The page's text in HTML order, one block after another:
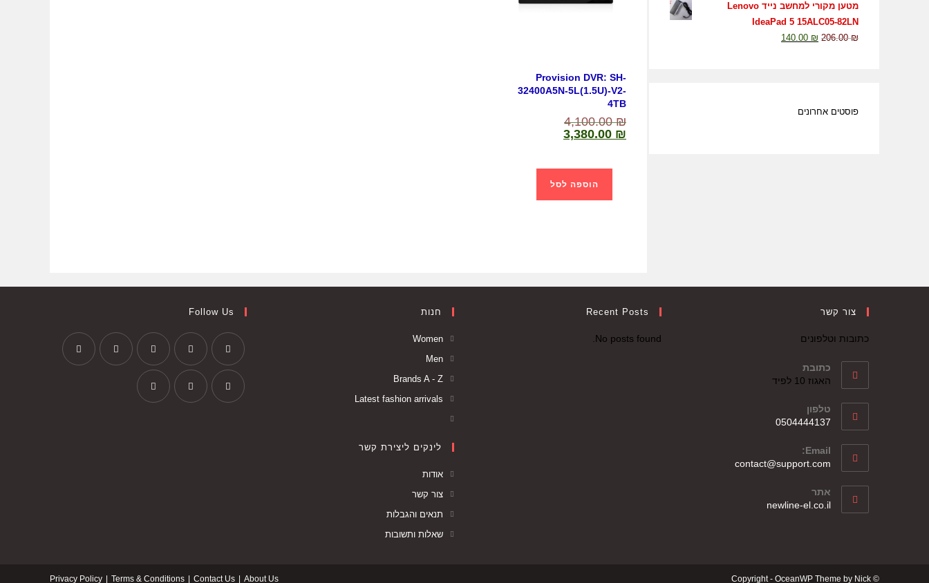
Provision DVR: SH-
32400A5N-5L(1.5U)-V2-
4TB
4,100.00₪
3,380.00 ₪
הוספה לסל
מטען מקורי למחשב נייד Lenovo
IdeaPad 5 15ALC05-82LN
206.00₪
140.00 ₪
פוסטים אחרונים
צור קשר
כתובות וטלפונים
כתובת
האגוז 10 לפיד
טלפון
0504444137
Email:
contact@support.com
אתר
newline-el.co.il
Recent Posts
No posts found.
חנות
Women
Men
Brands A - Z
Latest fashion arrivals
לינקים ליצירת קשר
אודות
צור קשר
תנאים והגבלות
שאלות ותשובות
Follow Us
About Us
Contact Us
Terms & Conditions
Privacy Policy © Copyright - OceanWP Theme by Nick